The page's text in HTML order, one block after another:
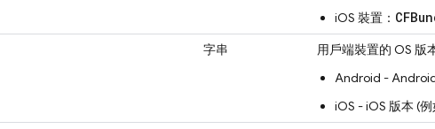
iOS 裝置：
字串
用戶端裝置的 OS 版
Android -
iOS - iOS 版本 (